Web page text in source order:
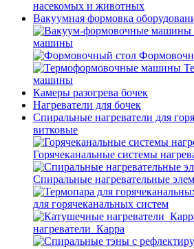
насекомых и животных
Вакуумная формовка
машины
машины
Камеры разогрева бочек
Нагреватели для бочек
Спиральные нагреватели для
витковые
Горячеканальные системы
Спиральные нагревательные
для горячеканальных систем
нагреватели_Карра